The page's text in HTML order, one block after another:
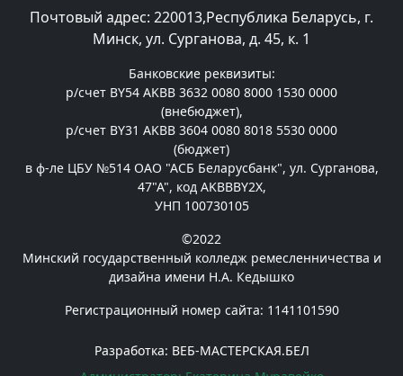
Почтовый адрес: 220013,Республика Беларусь, г.
Минск, ул. Сурганова, д. 45, к. 1
Банковские реквизиты:
р/счет BY54 AKBB 3632 0080 8000 1530 0000
(внебюджет),
р/счет BY31 AKBB 3604 0080 8018 5530 0000
(бюджет)
в ф-ле ЦБУ №514 ОАО "АСБ Беларусбанк", ул. Сурганова,
47"А", код AKBBBY2X,
УНП 100730105
©2022
Минский государственный колледж ремесленничества и
дизайна имени Н.А. Кедышко
Регистрационный номер сайта: 1141101590
Разработка: ВЕБ-МАСТЕРСКАЯ.БЕЛ